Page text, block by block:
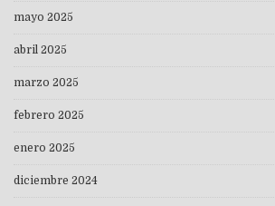
mayo 2025
abril 2025
marzo 2025
febrero 2025
enero 2025
diciembre 2024